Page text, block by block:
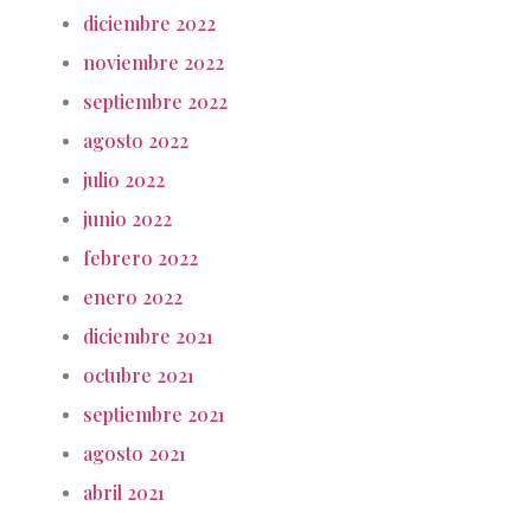
diciembre 2022
noviembre 2022
septiembre 2022
agosto 2022
julio 2022
junio 2022
febrero 2022
enero 2022
diciembre 2021
octubre 2021
septiembre 2021
agosto 2021
abril 2021